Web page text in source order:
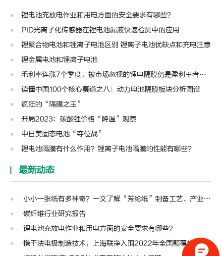
锂电池充放电作业和用电方面的安全要求有哪些？
PID光离子化传感器在锂电池漏液快速检测中的应用
锂聚合物电池和锂离子电池区别 锂离子电池优缺点和充电注意
锂金属电池和锂离子电池
毛利率连涨7个季度，被市场忽视的锂电隔膜仍是盈利王者？| 见智研究
读懂中国100个核心赛道之八：动力电池隔膜板块分析图谱
疯狂的“隔膜之王”
开局2023：碳酸锂价格“降温”观察
中日美固态电池“夺位战”
锂电池隔膜有什么作用？锂离子电池隔膜的性能有哪些？
最新动态
小小一张纸有多神奇？一文了解“芳纶纸”制备工艺、产业链及主要应用
碳纤维行业研究报告
锂电池充放电作业和用电方面的安全要求有哪些？
携干法电极制造技术，上海联净入围2022年全国颠覆性技术创新大赛